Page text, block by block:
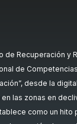
de Recuperación y
de
desde la
las zonas en
como un hito